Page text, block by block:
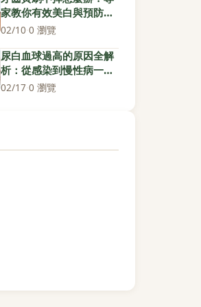
家教你有效美白與預防對
策
02/10·0 瀏覽
尿白血球過高的原因全解
析：從感染到慢性病一次
搞懂
02/17·0 瀏覽